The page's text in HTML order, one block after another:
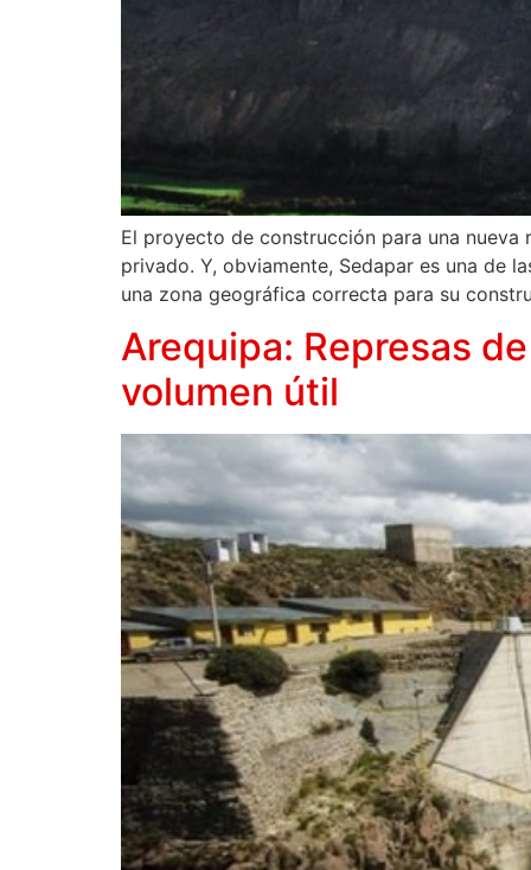
El proyecto de construcción para una
privado. Y, obviamente, Sedapar es una de
una zona geográfica correcta para su
Arequipa: Represas
volumen útil